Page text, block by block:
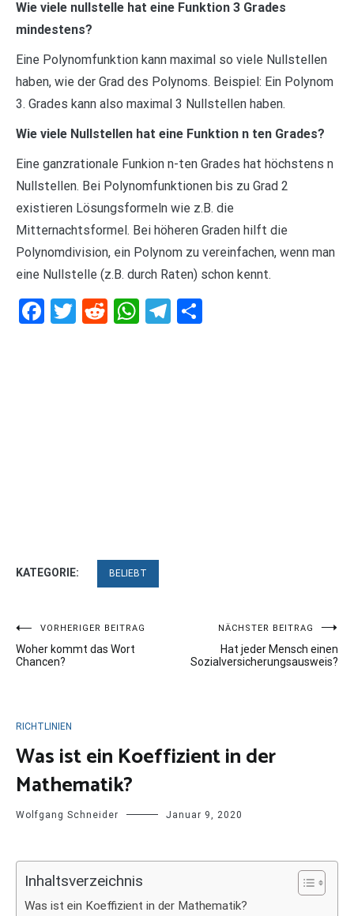
Wie viele nullstelle hat eine Funktion 3 Grades
mindestens?
Eine Polynomfunktion kann maximal so viele Nullstellen
haben, wie der Grad des Polynoms. Beispiel: Ein Polynom
3. Grades kann also maximal 3 Nullstellen haben.
Wie viele Nullstellen hat eine Funktion n ten Grades?
Eine ganzrationale Funkion n-ten Grades hat höchstens n
Nullstellen. Bei Polynomfunktionen bis zu Grad 2
existieren Lösungsformeln wie z.B. die
Mitternachtsformel. Bei höheren Graden hilft die
Polynomdivision, ein Polynom zu vereinfachen, wenn man
eine Nullstelle (z.B. durch Raten) schon kennt.
Facebook
Twitter
RedditWhatsApp
Telegram
KATEGORIE: BELIEBT
Beitragsnavigation
VORHERIGER BEITRAG
Woher kommt das Wort
Chancen?
NÄCHSTER BEITRAG
Hat jeder Mensch einen
Sozialversicherungsausweis?
RICHTLINIEN
Was ist ein Koeffizient in der
Mathematik?
Wolfgang Schneider Januar 9, 2020
Inhaltsverzeichnis
Was ist ein Koeffizient in der Mathematik?